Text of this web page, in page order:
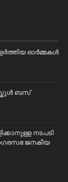
ഓർമ്മകൾ
സ്കൂൾ ബസ്
നടപടി
ജനകീയ